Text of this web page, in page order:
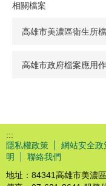
相關檔案
高雄市美濃區衛生所
高雄市政府檔案應用
:::
隱私權政策
網站安全政
明
聯絡我們
地址：84341高雄市美濃